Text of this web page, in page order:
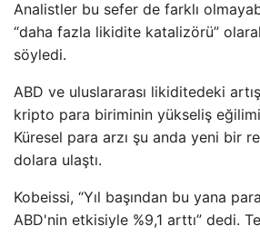
Analistler bu sefer de farklı
“daha fazla likidite katalizörü”
söyledi.
ABD ve uluslararası likiditedeki
kripto para biriminin yükseliş
Küresel para arzı şu anda yeni bir
dolara ulaştı.
Kobeissi, “Yıl başından bu yana
ABD'nin etkisiyle %9,1 arttı” dedi.